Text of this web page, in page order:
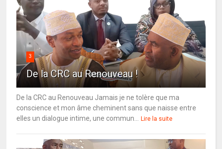
3
De la CRC au Renouveau !
De la CRC au Renouveau Jamais je ne tolère que ma
conscience et mon âme cheminent sans que naisse entre
elles un dialogue intime, une commun...
Lire la suite